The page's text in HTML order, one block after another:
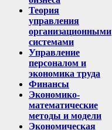
Теория
управления
организационными
системами
Управление
персоналом и
экономика труда
Финансы
Экономико-
математические
методы и модели
Экономическая